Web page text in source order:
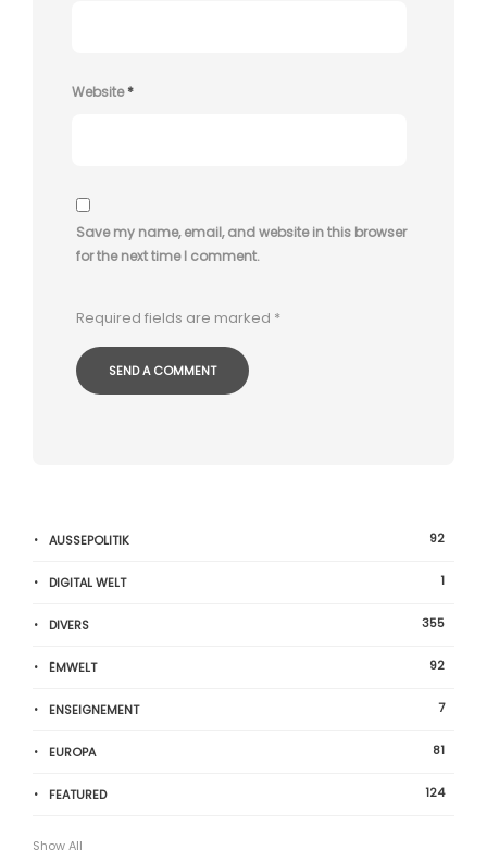
Website*
Save my name, email, and website in this browser
for the next time I comment.
Required fields are marked *
AUSSEPOLITIK 92
DIGITAL WELT 1
DIVERS 355
ËMWELT 92
ENSEIGNEMENT 7
EUROPA 81
FEATURED 124
Show All